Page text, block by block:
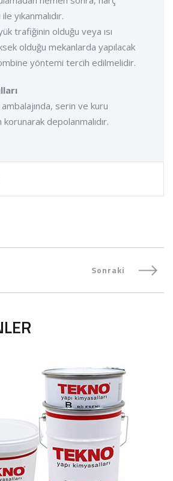
yıkanmalıdır.
trafiğinin olduğu veya ısı
olduğu mekanlarda yapılacak
yöntemi tercih edilmelidir.
ambalajında, serin ve kuru
depolanmalıdır.
Sonraki